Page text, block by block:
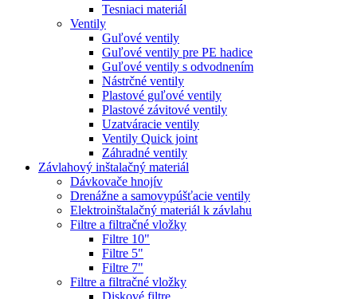
Tesniaci materiál
Ventily
Guľové ventily
Guľové ventily pre PE hadice
Guľové ventily s odvodnením
Nástrčné ventily
Plastové guľové ventily
Plastové závitové ventily
Uzatváracie ventily
Ventily Quick joint
Záhradné ventily
Závlahový inštalačný materiál
Dávkovače hnojív
Drenážne a samovypúšťacie ventily
Elektroinštalačný materiál k závlahu
Filtre a filtračné vložky
Filtre 10"
Filtre 5"
Filtre 7"
Filtre a filtračné vložky
Diskové filtre